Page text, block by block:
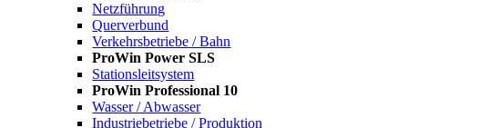
Netzführung
Querverbund
Verkehrsbetriebe / Bahn
ProWin Power SLS
Stationsleitsystem
ProWin Professional 10
Wasser / Abwasser
Industriebetriebe / Produktion